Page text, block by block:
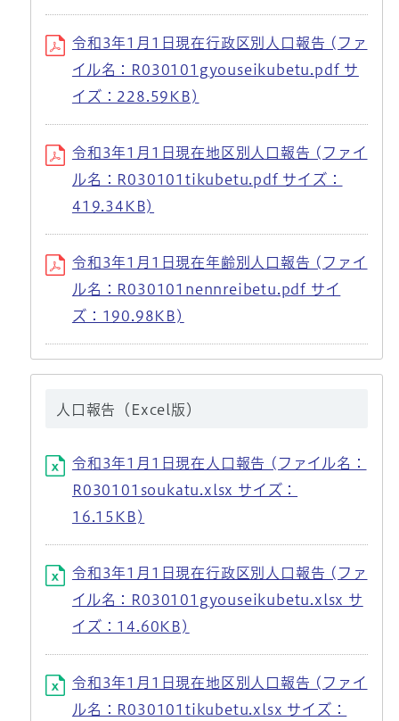
令和3年1月1日現在行政区別人口報告 (ファ
イル名：R030101gyouseikubetu.pdf サ
イズ：228.59KB)
令和3年1月1日現在地区別人口報告 (ファイ
ル名：R030101tikubetu.pdf サイズ：
419.34KB)
令和3年1月1日現在年齢別人口報告 (ファイ
ル名：R030101nennreibetu.pdf サイ
ズ：190.98KB)
人口報告（Excel版）
令和3年1月1日現在人口報告 (ファイル名：
R030101soukatu.xlsx サイズ：
16.15KB)
令和3年1月1日現在行政区別人口報告 (ファ
イル名：R030101gyouseikubetu.xlsx サ
イズ：14.60KB)
令和3年1月1日現在地区別人口報告 (ファイ
ル名：R030101tikubetu.xlsx サイズ：